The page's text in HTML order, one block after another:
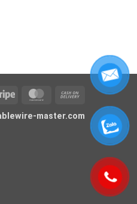
Stripe MasterCardCash
Delivery
master.com